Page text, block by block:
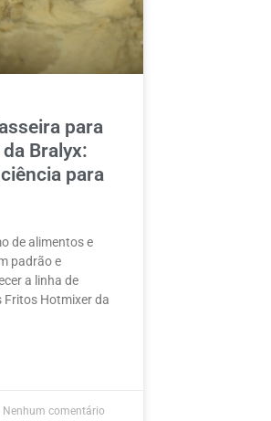
para
Bralyx:
para
de alimentos e
padrão e
a linha de
Fritos Hotmixer da
Nenhum comentário